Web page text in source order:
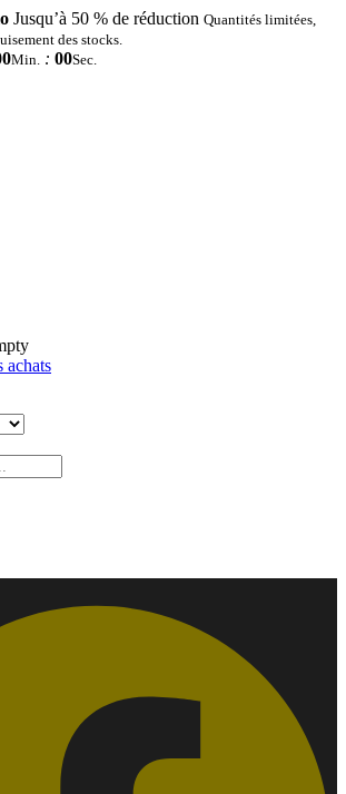
Jusqu’à 50 % de réduction Quantités limitées,
des stocks.
Min. : 00Sec.
achats